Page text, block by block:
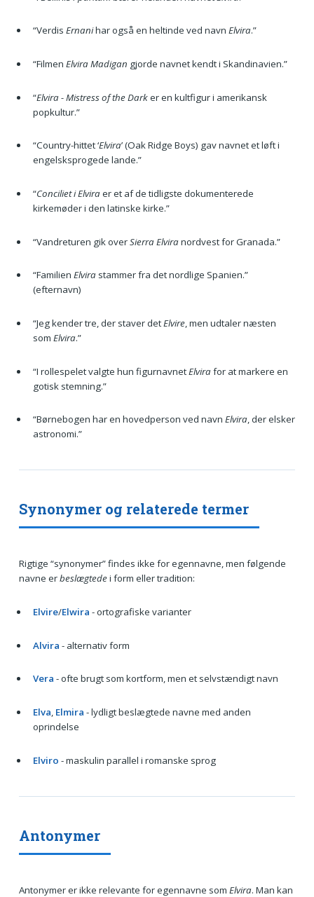
“Verdis Ernanihar også en heltinde ved navn Elvira.”
“Filmen Elvira Madigan gjorde navnet kendt i Skandinavien.”
“Elvira - Mistress of the Darker en kultfigur i amerikansk
popkultur.”
“Country-hittet ‘Elvira’ (Oak Ridge Boys) gav navnet et løft i
engelsksprogede lande.”
“Conciliet i Elviraer et af de tidligste dokumenterede
kirkemøder i den latinske kirke.”
“Vandreturen gik overSierra Elviranordvest for Granada.”
“Familien Elvirastammer fra det nordlige Spanien.”
(efternavn)
“Jeg kender tre, der staver detElvire, men udtaler næsten
som Elvira.”
“I rollespelet valgte hun figurnavnetElvirafor at markere en
gotisk stemning.”
“Børnebogen har en hovedperson ved navn Elvira, der elsker
astronomi.”
Synonymer og relaterede termer
Rigtige “synonymer” findes ikke for egennavne, men følgende
navne erbeslægtedei form eller tradition:
Elvire/Elwira - ortografiske varianter
Alvira - alternativ form
Vera - ofte brugt som kortform, men et selvstændigt navn
Elva, Elmira - lydligt beslægtede navne med anden
oprindelse
Elviro - maskulin parallel i romanske sprog
Antonymer
Antonymer er ikke relevante for egennavne som Elvira. Man kan